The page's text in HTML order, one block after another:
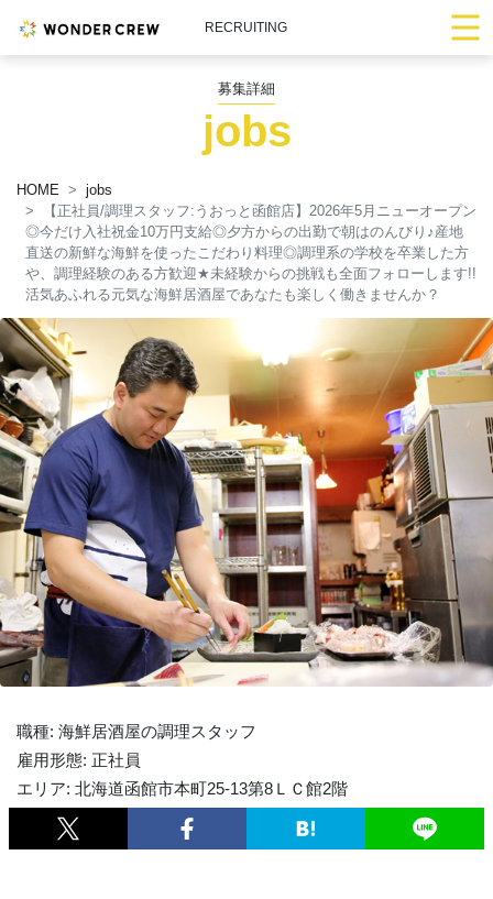
RECRUITING
募集詳細
jobs
HOME
jobs
【正社員/調理スタッフ:うおっと函館店】2026年5月ニューオープン
◎今だけ入社祝金10万円支給◎夕方からの出勤で朝はのんびり ♪産地
直送の新鮮な海鮮を使ったこだわり料理◎調理系の学校を卒業した方
や、調理経験のある方歓迎★未経験からの挑戦も全面フォローします!!
活気あふれる元気な海鮮居酒屋であなたも楽しく働きませんか？
職種: 海鮮居酒屋の調理スタッフ
雇用形態: 正社員
エリア: 北海道函館市本町25-13第8ＬＣ館2階